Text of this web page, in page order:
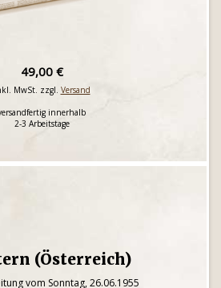
49,00 €
MwSt. zzgl. Versand
innerhalb
2-3 Arbeitstage
(Österreich)
vom Sonntag, 26.06.1955